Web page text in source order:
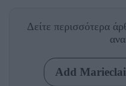
Δείτε περισσότερα
Add